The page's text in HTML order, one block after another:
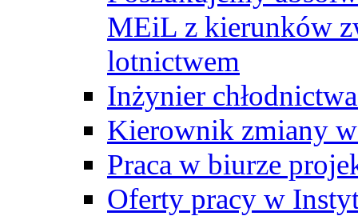
MEiL z kierunków
lotnictwem
Inżynier
Kierownik zmiany
Praca w biurze
Oferty pracy w